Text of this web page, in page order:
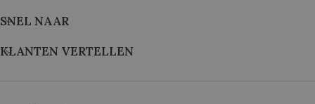
SNEL NAAR
KLANTEN VERTELLEN